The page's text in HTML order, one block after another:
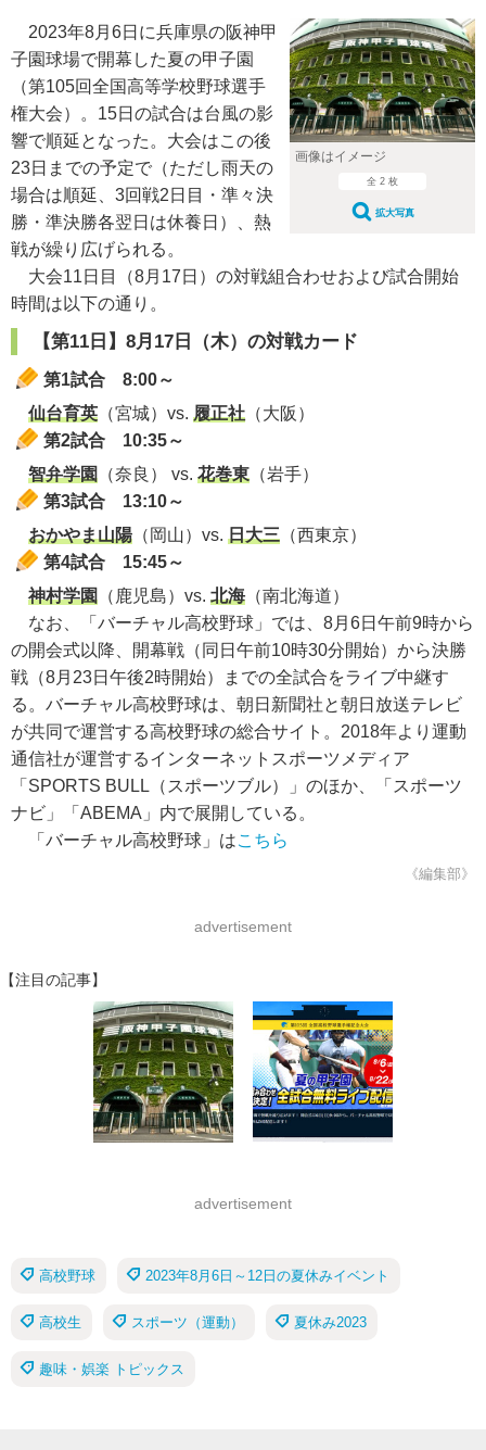
画像はイメージ
全 2 枚
拡大写真
2023年8月6日に兵庫県の阪神甲
子園球場で開幕した夏の甲子園
（第105回全国高等学校野球選手
権大会）。15日の試合は台風の影
響で順延となった。大会はこの後
23日までの予定で（ただし雨天の
場合は順延、3回戦2日目・準々決
勝・準決勝各翌日は休養日）、熱
戦が繰り広げられる。
大会11日目（8月17日）の対戦組合わせおよび試合開始
時間は以下の通り。
【第11日】8月17日（木）の対戦カード
第1試合 8:00～
仙台育英 （宮城）vs. 履正社 （大阪）
第2試合 10:35～
智弁学園 （奈良） vs. 花巻東 （岩手）
第3試合 13:10～
おかやま山陽 （岡山）vs. 日大三 （西東京）
第4試合 15:45～
神村学園 （鹿児島）vs. 北海 （南北海道）
なお、「バーチャル高校野球」では、8月6日午前9時から
の開会式以降、開幕戦（同日午前10時30分開始）から決勝
戦（8月23日午後2時開始）までの全試合をライブ中継す
る。バーチャル高校野球は、朝日新聞社と朝日放送テレビ
が共同で運営する高校野球の総合サイト。2018年より運動
通信社が運営するインターネットスポーツメディア
「SPORTS BULL（スポーツブル）」のほか、「スポーツ
ナビ」「ABEMA」内で展開している。
「バーチャル高校野球」はこちら
《編集部》
advertisement
【注目の記事】
advertisement
高校野球 2023年8月6日～12日の夏休みイベント
高校生 スポーツ（運動） 夏休み2023
趣味・娯楽 トピックス